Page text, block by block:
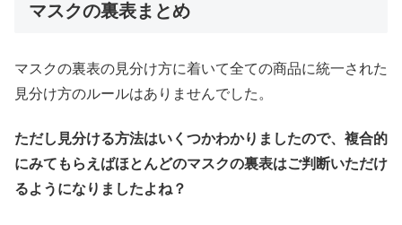
マスクの裏表まとめ
マスクの裏表の見分け方に着いて全ての商品に統一された
見分け方のルールはありませんでした。
ただし見分ける方法はいくつかわかりましたので、複合的
にみてもらえばほとんどのマスクの裏表はご判断いただけ
るようになりましたよね？